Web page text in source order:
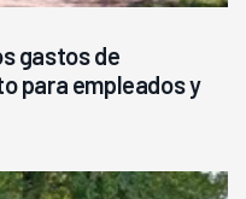
gastos de
para empleados y